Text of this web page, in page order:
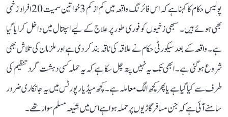
پولیس حکام کا کہنا ہے کہ اس فائرنگ واقعہ میں کم از کم 3 خواتین سمیت 20 افراد زخمی
بھی ہوئے ہیں۔ سبھی زخمیوں کو فوری طور پر علاج کے لیے اسپتال میں داخل کرایا گیا
ہے۔ واقعہ کے بعد سیکورٹی حکام نے علاقہ کی ناقہ بند کر دی ہے اور ملزمان کی تلاش بھی
شروع ہو گئی ہے۔ ابھی تک یہ نہیں پتہ چل سکا ہے کہ یہ حملہ کسی دہشت گرد تنظیم کی
طرف سے کیا گیا ہے یا پھر کچھ الگ معاملہ ہے۔ کچھ میڈیا رپورٹس میں یہ جانکاری ضرور
سامنے آئی ہے کہ جن مسافر گاڑیوں پر حملہ ہوا ہے اس میں شیعہ مسلم سوار تھے۔